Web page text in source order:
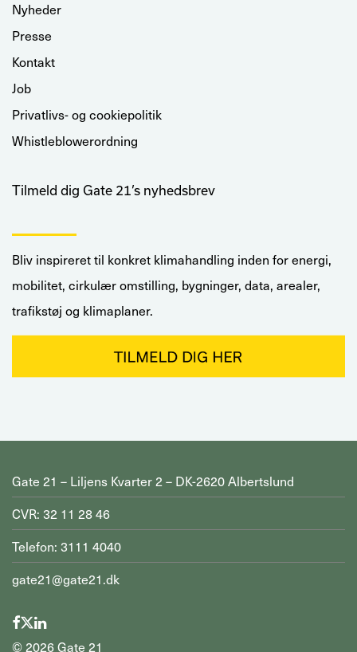
Nyheder
Presse
Kontakt
Job
Privatlivs- og cookiepolitik
Whistleblowerordning
Tilmeld dig Gate 21’s nyhedsbrev
Bliv inspireret til konkret klimahandling inden for energi,
mobilitet, cirkulær omstilling, bygninger, data, arealer,
trafikstøj og klimaplaner.
Gate 21 – Liljens Kvarter 2 – DK-2620 Albertslund
CVR: 32 11 28 46
Telefon: 3111 4040
gate21@gate21.dk
© 2026Gate 21